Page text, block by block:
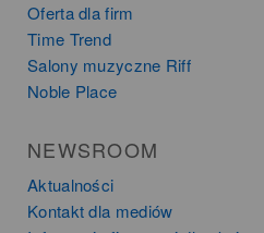
Oferta dla firm
Time Trend
Salony muzyczne Riff
Noble Place
NEWSROOM
Aktualności
Kontakt dla mediów